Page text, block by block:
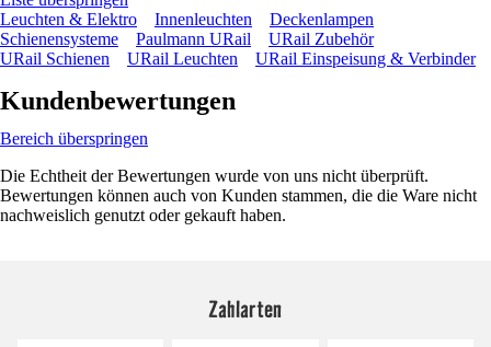
Leuchten & Elektro
Innenleuchten
Deckenlampen
Schienensysteme
Paulmann URail
URail Zubehör
URail Schienen
URail Leuchten URail Einspeisung & Verbinder
Kundenbewertungen
Bereich überspringen
Die Echtheit der Bewertungen wurde von uns nicht überprüft.
Bewertungen können auch von Kunden stammen, die die Ware nicht
nachweislich genutzt oder gekauft haben.
Zahlarten